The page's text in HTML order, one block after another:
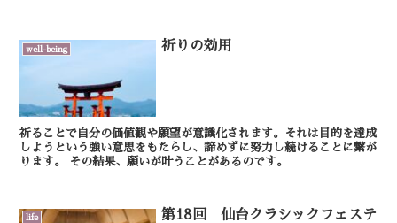
well-being 祈りの効用
祈ることで自分の価値観や願望が意識化されます。それは目的を達成
しようという強い意思をもたらし、諦めずに努力し続けることに繋が
ります。 その結果、願いが叶うことがあるのです。
life
第18回 仙台クラシックフェステ